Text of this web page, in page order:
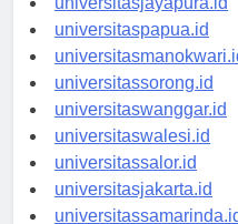
universitasjayapura.id
universitaspapua.id
universitasmanokwari.id
universitassorong.id
universitaswanggar.id
universitaswalesi.id
universitassalor.id
universitasjakarta.id